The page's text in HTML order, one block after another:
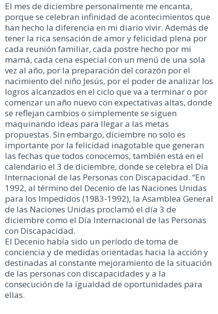
El mes de diciembre personalmente me encanta,
porque se celebran infinidad de acontecimientos que
han hecho la diferencia en mi diario vivir. Además de
tener la rica sensación de amor y felicidad plena por
cada reunión familiar, cada postre hecho por mi
mamá, cada cena especial con un menú de una sola
vez al año, por la preparación del corazón por el
nacimiento del niño Jesús, por el poder de analizar los
logros alcanzados en el ciclo que va a terminar o por
comenzar un año nuevo con expectativas altas, donde
se reflejan cambios o simplemente se siguen
maquinando ideas para llegar a las metas
propuestas. Sin embargo, diciembre no solo es
importante por la felicidad inagotable que generan
las fechas que todos conocemos, también está en el
calendario el 3 de diciembre, donde se celebra el Día
Internacional de las Personas con Discapacidad. “En
1992, al término del Decenio de las Naciones Unidas
para los Impedidos (1983-1992), la Asamblea General
de las Naciones Unidas proclamó el día 3 de
diciembre como el Día Internacional de las Personas
con Discapacidad.
El Decenio había sido un período de toma de
conciencia y de medidas orientadas hacia la acción y
destinadas al constante mejoramiento de la situación
de las personas con discapacidades y a la
consecución de la igualdad de oportunidades para
ellas.